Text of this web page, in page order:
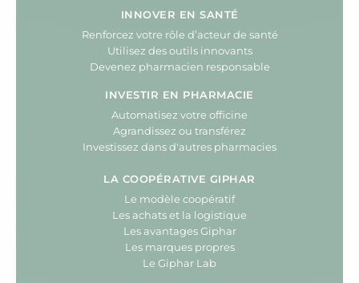
INNOVER EN SANTÉ
Renforcez votre rôle d’acteur de santé
Utilisez des outils innovants
Devenez pharmacien responsable
INVESTIR EN PHARMACIE
Automatisez votre officine
Agrandissez ou transférez
Investissez dans d'autres pharmacies
LA COOPÉRATIVE GIPHAR
Le modèle coopératif
Les achats et la logistique
Les avantages Giphar
Les marques propres
Le Giphar Lab